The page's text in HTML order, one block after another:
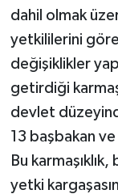
dahil olmak
yetkililerini
değişiklikler
getirdiği
devlet
13 başbakan
Bu
yetki